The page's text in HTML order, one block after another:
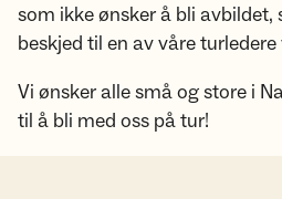
som ikke ønsker å bli
beskjed til en av våre
Vi ønsker alle små og store i
til å bli med oss på tur!